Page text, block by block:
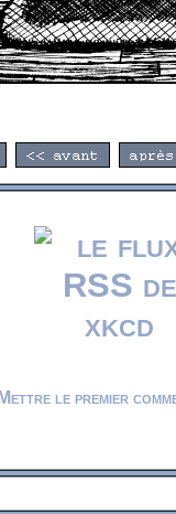
Mettre le premier